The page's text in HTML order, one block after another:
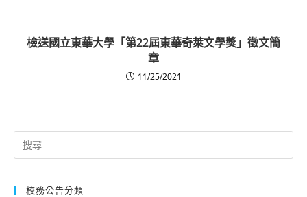
檢送國立東華大學「第22屆東華奇萊文學獎」徵文簡
章
11/25/2021
Search
for:
校務公告分類